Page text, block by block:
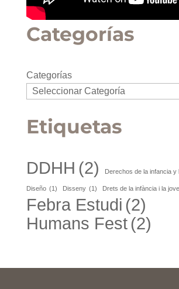
Categorías
Categorías
Etiquetas
DDHH (2) Derechos de la infancia y
Diseño (1) Disseny (1) Drets de la infància i la
Febra Estudi (2)
Humans Fest(2)